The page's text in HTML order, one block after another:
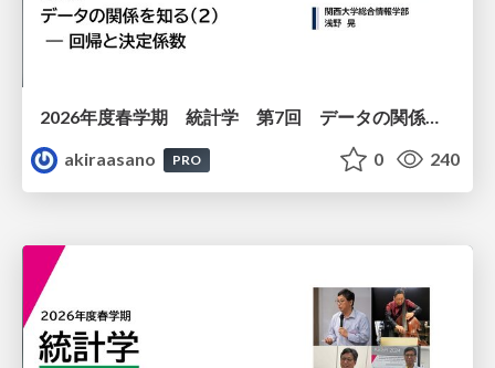
2026年度春学期 統計学 第7回 データの関係を知る（２）ー 回帰と決定係数 (2026. 5. 21)
akiraasano
PRO 0 240